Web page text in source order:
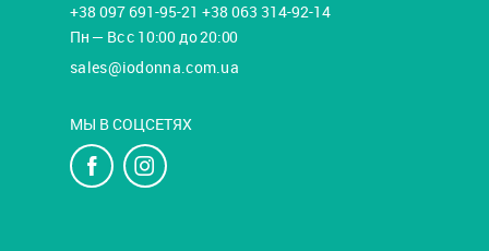
+38 097 691-95-21 +38 063 314-92-14
Пн — Вс с 10:00 до 20:00
sales@iodonna.com.ua
МЫ В СОЦСЕТЯХ